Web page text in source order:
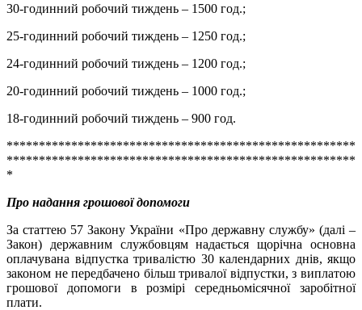
30-годинний робочий тиждень – 1500 год.;
25-годинний робочий тиждень – 1250 год.;
24-годинний робочий тиждень – 1200 год.;
20-годинний робочий тиждень – 1000 год.;
18-годинний робочий тиждень – 900 год.
******************************************************
******************************************************
*
Про надання грошової допомоги
За статтею 57 Закону України «Про державну службу» (далі –
Закон) державним службовцям надається щорічна основна
оплачувана відпустка тривалістю 30 календарних днів, якщо
законом не передбачено більш тривалої відпустки, з виплатою
грошової допомоги в розмірі середньомісячної заробітної
плати.